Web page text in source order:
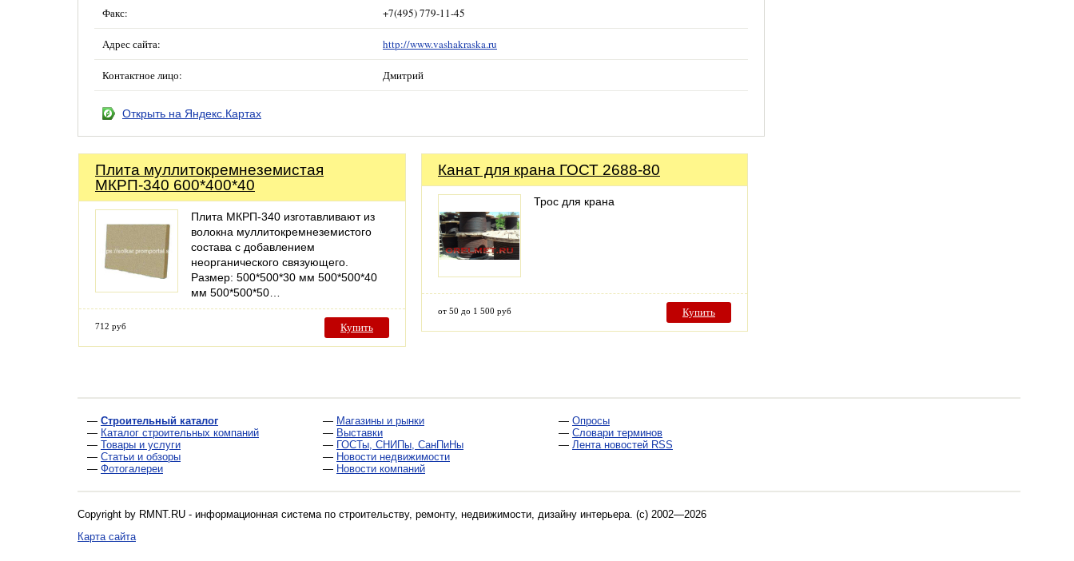
Факс: +7(495) 779-11-45
Адрес сайта: http://www.vashakraska.ru
Контактное лицо: Дмитрий
Открыть на Яндекс.Картах
Плита муллитокремнеземистая
МКРП-340 600*400*40
Плита МКРП-340 изготавливают из
волокна муллитокремнеземистого
состава с добавлением
неорганического связующего.
Размер: 500*500*30 мм 500*500*40
мм 500*500*50…
712 руб Купить
Канат для крана ГОСТ 2688-80
Трос для крана
от 50 до 1 500 руб Купить
— Строительный каталог
— Каталог строительных компаний
— Товары и услуги
— Статьи и обзоры
— Фотогалереи
— Магазины и рынки
— Выставки
— ГОСТы, СНИПы, СанПиНы
— Новости недвижимости
— Новости компаний
— Опросы
— Словари терминов
— Лента новостей RSS
Copyright by RMNT.RU - информационная система по строительству, ремонту, недвижимости, дизайну интерьера. (c) 2002—2026
Карта сайта